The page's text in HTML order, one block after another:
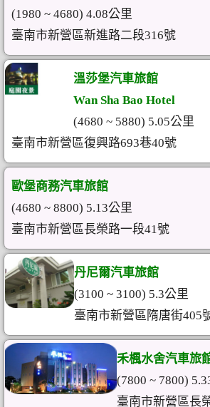
(1980 ~ 4680) 4.08公里
臺南市新營區新進路二段316號
溫莎堡汽車旅館
Wan Sha Bao Hotel
(4680 ~ 5880) 5.05公里
臺南市新營區復興路693巷40號
歐堡商務汽車旅館
(4680 ~ 8800) 5.13公里
臺南市新營區長榮路一段41號
丹尼爾汽車旅館
(3100 ~ 3100) 5.3公里
臺南市新營區隋唐街405
禾楓水舍汽車旅
(7800 ~ 7800)
臺南市新營區長